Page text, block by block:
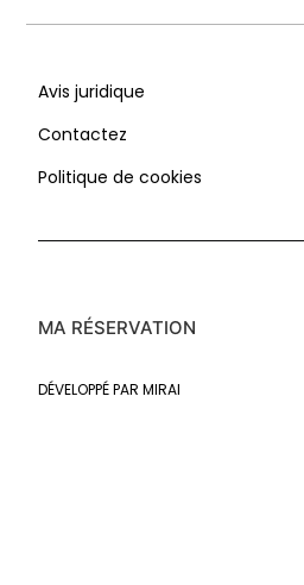
Avis juridique
Contactez
Politique de cookies
MA RÉSERVATION
DÉVELOPPÉ PARMIRAI